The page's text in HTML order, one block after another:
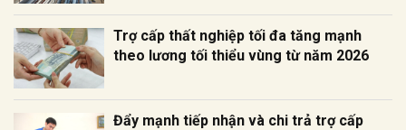
Trợ cấp thất nghiệp tối đa tăng mạnh
theo lương tối thiểu vùng từ năm 2026
Đẩy mạnh tiếp nhận và chi trả trợ cấp